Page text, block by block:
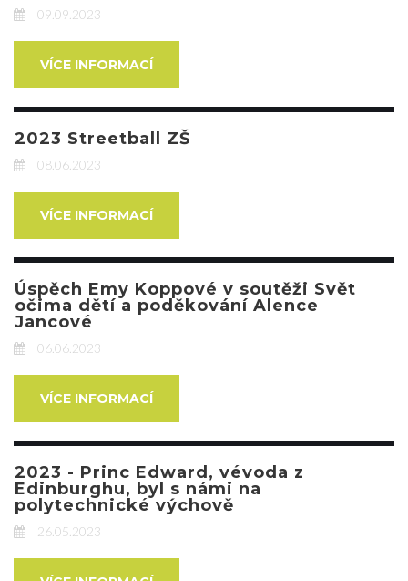
09.09.2023
VÍCE INFORMACÍ
2023 Streetball ZŠ
08.06.2023
VÍCE INFORMACÍ
Úspěch Emy Koppové v soutěži Svět
očima dětí a poděkování Alence
Jancové
06.06.2023
VÍCE INFORMACÍ
2023 - Princ Edward, vévoda z
Edinburghu, byl s námi na
polytechnické výchově
26.05.2023